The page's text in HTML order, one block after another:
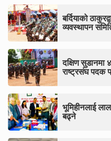
बर्दियाको
व्यवस्थापन
दक्षिण
राष्ट्रसंघ पदक
भूमिहीनलाई
बढ्ने